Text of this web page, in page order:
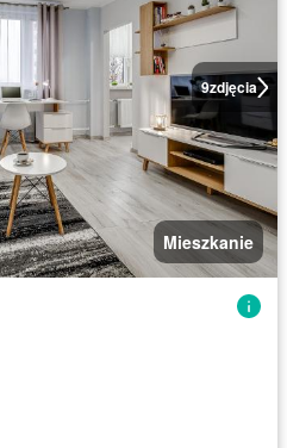
9zdjęcia
Mieszkanie